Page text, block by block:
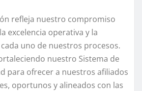
refleja nuestro compromiso
excelencia operativa y la
uno de nuestros procesos.
nuestro Sistema de
para ofrecer a nuestros afiliados
oportunos y alineados con las